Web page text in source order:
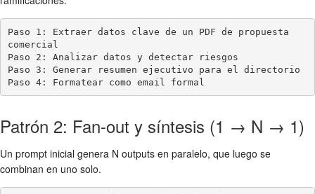
Paso 1: Extraer datos clave de un PDF de propuesta
comercial
Paso 2: Analizar datos y detectar riesgos
Paso 3: Generar resumen ejecutivo para el directorio
Paso 4: Formatear como email formal
Patrón 2: Fan-out y síntesis (1 → N → 1)
Un prompt inicial genera N outputs en paralelo, que luego se
combinan en uno solo.